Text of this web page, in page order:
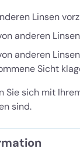
Linsen
anderen
anderen
Sicht
Sie sich mit
sind.